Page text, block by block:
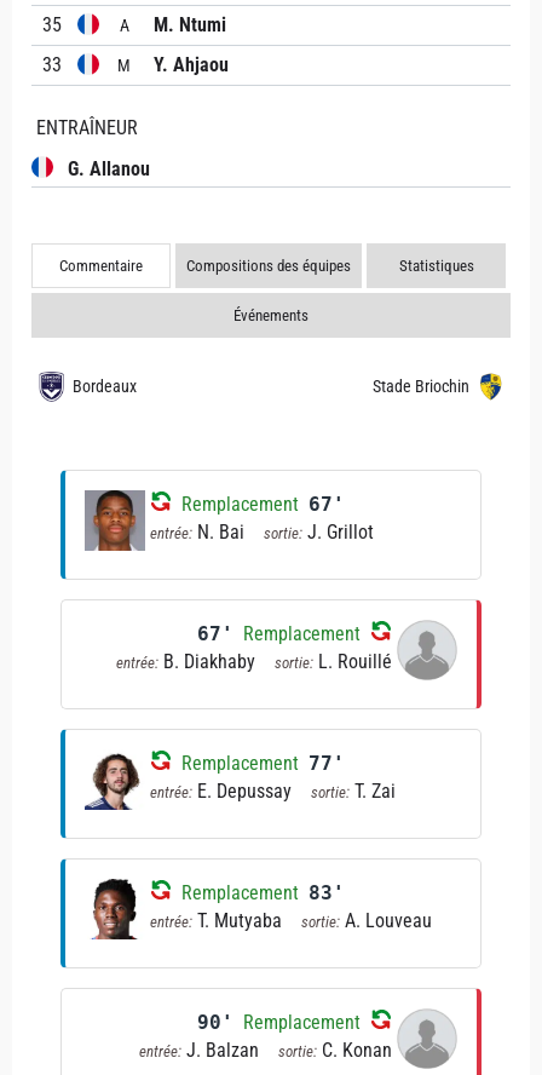
35
A
M. Ntumi
33
M Y. Ahjaou
ENTRAÎNEUR
G. Allanou
Commentaire Compositions des équipes Statistiques
Événements
Bordeaux Stade Briochin
Remplacement 67'
entrée: N. Bai sortie: J. Grillot
67' Remplacement
entrée: B. Diakhaby sortie: L. Rouillé
Remplacement 77'
entrée: E. Depussay sortie: T. Zai
Remplacement 83'
entrée: T. Mutyaba sortie: A. Louveau
90' Remplacement
entrée: J. Balzan sortie: C. Konan